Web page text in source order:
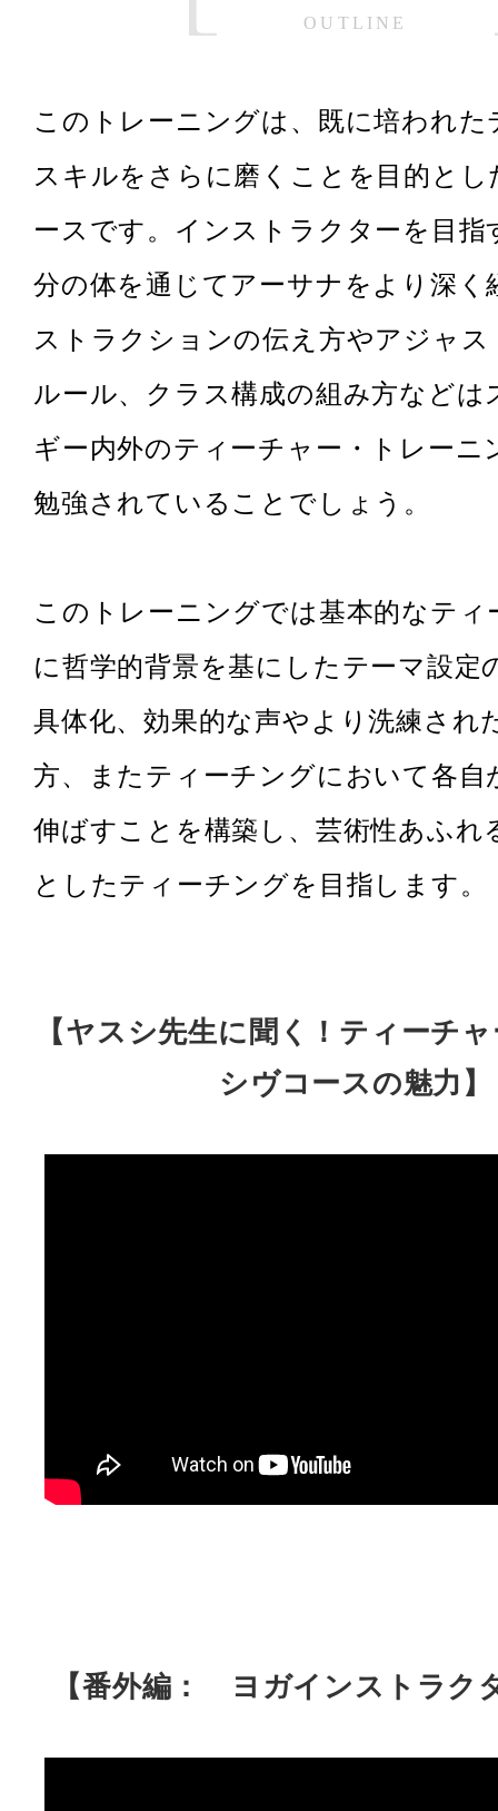
OUTLINE
このトレーニングは、既に培われた
スキルをさらに磨くことを目的とし
ースです。インストラクターを目指
分の体を通じてアーサナをより深く
ストラクションの伝え方やアジャ
ルール、クラス構成の組み方などは
ギー内外のティーチャー・トレーニ
勉強されていることでしょう。
このトレーニングでは基本的なティ
に哲学的背景を基にしたテーマ設定
具体化、効果的な声やより洗練され
方、またティーチングにおいて各自
伸ばすことを構築し、芸術性あふれ
としたティーチングを目指します。
【ヤスシ先生に聞く！ティーチ
シヴコースの魅力】
【番外編： ヨガインストラク